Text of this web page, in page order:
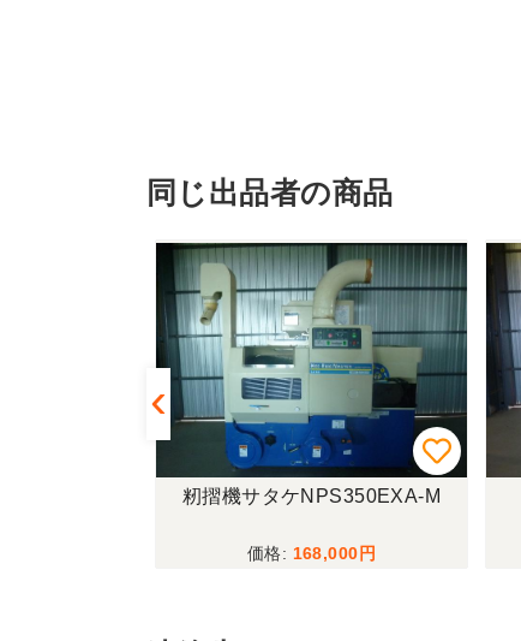
同じ出品者の商品
籾摺機サタケNPS350EXA-M
168,000